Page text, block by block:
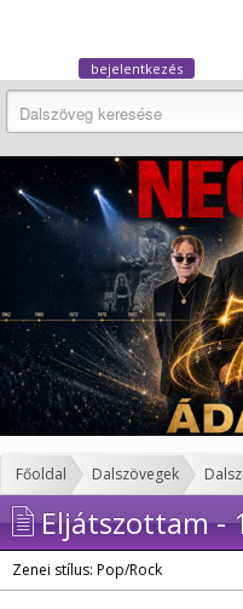
bejelentkezés
Főoldal Dalszövegek
Eljátszottam -
Zenei stílus: Pop/Rock